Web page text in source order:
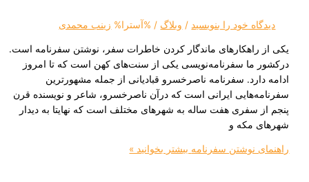
خود را بنویسید / وبلاگ/ %آسترا% زینب محمدی
ماندگار کردن خاطرات سفر، نوشتن سفرنامه است.
ما سفرنامه‌نویسی یکی از سنت‌های کهن است که تا امروز
سفرنامه ناصرخسرو قبادیانی از جمله مشهورترین
ایرانی است که درآن ناصرخسرو، شاعر و نویسنده قرن
سفری هفت ساله به شهرهای مختلف است که نهایتا به دیدار
مکه و
نوشتن سفرنامهبیشتر بخوانید »